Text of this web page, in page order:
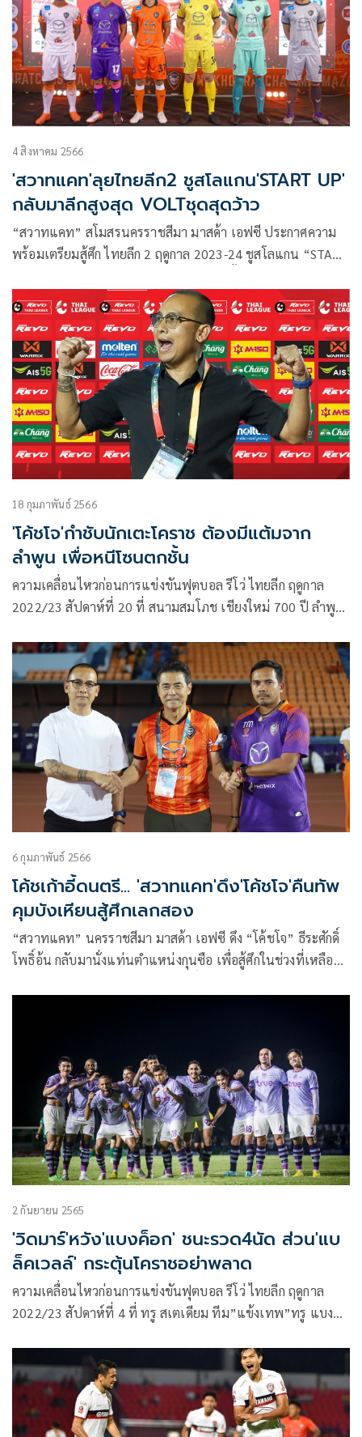
2024/25
4 สิงหาคม 2566
'สวาทแคท'ลุยไทยลีก2 ชูสโลแกน'START UP'
กลับมาลีกสูงสุด VOLTชุดสุดว้าว
“สวาทแคท” สโมสรนครราชสีมา มาสด้า เอฟซี ประกาศความ
พร้อมเตรียมสู้ศึก ไทยลีก 2 ฤดูกาล 2023-24 ชูสโลแกน “START
เซ็นทรัลโคราช เมื่อวันที่ วันที่ 4 สิงหาคม 2566 พร้อมเปิดตัว
ขุนพลสวาทแคท และเผยโฉมชุดแข่งขันใหม่ ภายใต้แบรนด์
“VOLT” ซึ่งเป็นบริษัทผู้ผลิตและจำหน่ายผลิตภัณฑ์ ชุดออกกำลัง
กายมาตราฐานระดับสากล รวมถึงผู้สนับสนุนทีม
18 กุมภาพันธ์ 2566
'โค้ชโจ'กำชับนักเตะโคราช ต้องมีแต้มจาก
ลำพูน เพื่อหนีโซนตกชั้น
ความเคลื่อนไหวก่อนการแข่งขันฟุตบอล รีโว่ ไทยลีก ฤดูกาล
2022/23 สัปดาห์ที่ 20 ที่ สนามสมโภช เชียงใหม่ 700 ปี ลำพูน
ซี ทีมอันดับ 14 ในวันอาทิตย์ที่ 19 กุมภาพันธ์ 2566 เวลา 18.30
น.
6 กุมภาพันธ์ 2566
โค้ชเก้าอี้ดนตรี... 'สวาทแคท'ดึง'โค้ชโจ'คืนทัพ
คุมบังเหียนสู้ศึกเลกสอง
“สวาทแคท” นครราชสีมา มาสด้า เอฟซี ดึง “โค้ชโจ” ธีระศักดิ์
โพธิ์อ้น กลับมานั่งแท่นตำแหน่งกุนซือ เพื่อสู้ศึกในช่วงที่เหลือ
2 กันยายน 2565
'วิดมาร์'หวัง'แบงค็อก' ชนะรวด4นัด ส่วน'แบ
ล็คเวลล์' กระตุ้นโคราชอย่าพลาด
ความเคลื่อนไหวก่อนการแข่งขันฟุตบอล รีโว่ ไทยลีก ฤดูกาล
2022/23 สัปดาห์ที่ 4 ที่ ทรู สเตเดียม ทีม”แข้งเทพ”ทรู แบงค็
สด้า เอฟซี ในวันที่ 3 กันยายน 2565 เวลา 18.00 น. โดยทีมแข้ง
เทพ ที่ยังชนะรวดและยังไม่เสียประตูเลย และต้องเจอกับ สวาท
แคท ที่มี 4 คะแนน หลังผ่านสามนัด